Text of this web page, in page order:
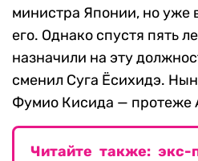
министра Японии, но уже
его. Однако спустя пять
назначили на эту
сменил Суга Ёсихидэ.
Фумио Кисида — протеже
Читайте также: экс-